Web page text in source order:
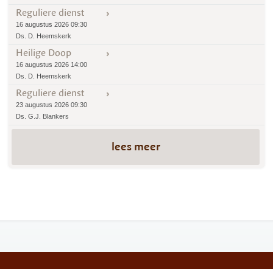
Reguliere dienst
16 augustus 2026 09:30
Ds. D. Heemskerk
Heilige Doop
16 augustus 2026 14:00
Ds. D. Heemskerk
Reguliere dienst
23 augustus 2026 09:30
Ds. G.J. Blankers
lees meer